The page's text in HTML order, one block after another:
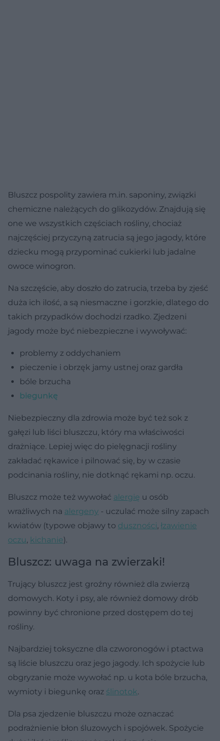
Bluszcz pospolity zawiera m.in. saponiny, związki
chemiczne należących do glikozydów. Znajdują się
one we wszystkich częściach rośliny, chociaż
najczęściej przyczyną zatrucia są jego jagody, które
dziecku mogą przypominać cukierki lub jadalne
owoce winogron.
Na szczęście, aby doszło do zatrucia, trzeba by zjeść
duża ich ilość, a są niesmaczne i gorzkie, dlatego do
takich przypadków dochodzi rzadko. Zjedzeni
jagody może być niebezpieczne i wywoływać:
problemy z oddychaniem
pieczenie i obrzęk jamy ustnej oraz gardła
bóle brzucha
biegunkę
Niebezpieczny dla zdrowia może być też sok z
gałęzi lub liści bluszczu, który ma właściwości
drażniące. Lepiej więc do pielęgnacji rośliny
zakładać rękawice i pilnować się, by w czasie
podcinania rośliny, nie dotknąć rękami np. oczu.
Bluszcz może też wywołać alergię u osób
wrażliwych na alergeny - uczulać może silny zapach
kwiatów (typowe objawy to duszności, łzawienie
oczu, kichanie).
Bluszcz: uwaga na zwierzaki!
Trujący bluszcz jest groźny również dla zwierzą
domowych. Koty i psy, ale również domowy drób
powinny być chronione przed dostępem do tej
rośliny.
Najbardziej toksyczne dla czworonogów i ptactwa
są liście bluszczu oraz jego jagody. Ich spożycie lub
obgryzanie może wywołać np. u kota bóle brzucha,
wymioty i biegunkę oraz ślinotok.
Dla psa zjedzenie bluszczu może oznaczać
podrażnienie błon śluzowych i spojówek. Spożycie